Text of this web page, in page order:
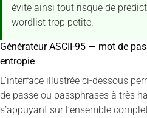
évite ainsi tout risque de
wordlist trop petite.
Générateur ASCII-95 — mot de
entropie
L’interface illustrée ci-dessous
de passe ou passphrases à très
s’appuyant sur l’ensemble